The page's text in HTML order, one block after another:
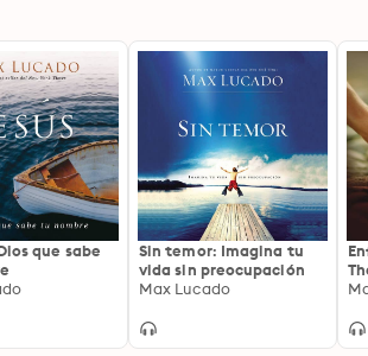
que sabe
Sin temor: Imagina tu
vida sin preocupación
Max Lucado